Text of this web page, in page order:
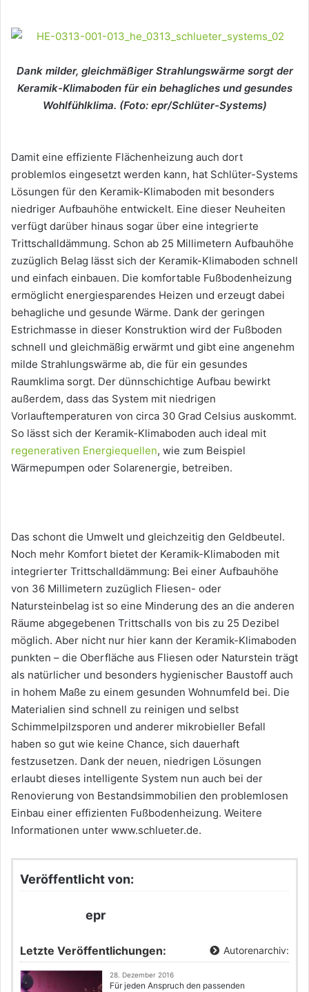
Dank milder, gleichmäßiger Strahlungswärme sorgt der
Keramik-Klimaboden für ein behagliches und gesundes
Wohlfühlklima. (Foto: epr/Schlüter-Systems)
Damit eine effiziente Flächenheizung auch dort
problemlos eingesetzt werden kann, hat Schlüter-Systems
Lösungen für den Keramik-Klimaboden mit besonders
niedriger Aufbauhöhe entwickelt. Eine dieser Neuheiten
verfügt darüber hinaus sogar über eine integrierte
Trittschalldämmung. Schon ab 25 Millimetern Aufbauhöhe
zuzüglich Belag lässt sich der Keramik-Klimaboden schnell
und einfach einbauen. Die komfortable Fußbodenheizung
ermöglicht energiesparendes Heizen und erzeugt dabei
behagliche und gesunde Wärme. Dank der geringen
Estrichmasse in dieser Konstruktion wird der Fußboden
schnell und gleichmäßig erwärmt und gibt eine angenehm
milde Strahlungswärme ab, die für ein gesundes
Raumklima sorgt. Der dünnschichtige Aufbau bewirkt
außerdem, dass das System mit niedrigen
Vorlauftemperaturen von circa 30 Grad Celsius auskommt.
So lässt sich der Keramik-Klimaboden auch ideal mit
regenerativen Energiequellen, wie zum Beispiel
Wärmepumpen oder Solarenergie, betreiben.
Das schont die Umwelt und gleichzeitig den Geldbeutel.
Noch mehr Komfort bietet der Keramik-Klimaboden mit
integrierter Trittschalldämmung: Bei einer Aufbauhöhe
von 36 Millimetern zuzüglich Fliesen- oder
Natursteinbelag ist so eine Minderung des an die anderen
Räume abgegebenen Trittschalls von bis zu 25 Dezibel
möglich. Aber nicht nur hier kann der Keramik-Klimaboden
punkten – die Oberfläche aus Fliesen oder Naturstein trägt
als natürlicher und besonders hygienischer Baustoff auch
in hohem Maße zu einem gesunden Wohnumfeld bei. Die
Materialien sind schnell zu reinigen und selbst
Schimmelpilzsporen und anderer mikrobieller Befall
haben so gut wie keine Chance, sich dauerhaft
festzusetzen. Dank der neuen, niedrigen Lösungen
erlaubt dieses intelligente System nun auch bei der
Renovierung von Bestandsimmobilien den problemlosen
Einbau einer effizienten Fußbodenheizung. Weitere
Informationen unter www.schlueter.de.
Veröffentlicht von:
epr
Letzte Veröffentlichungen: Autorenarchiv:
28. Dezember 2016
Für jeden Anspruch den passenden